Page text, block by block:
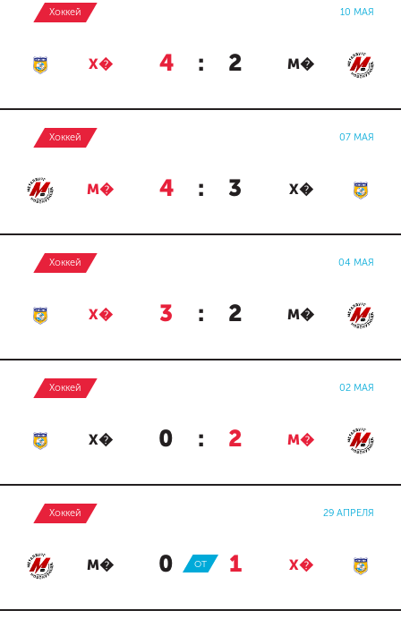
Хоккей 10 МАЯ
Х� 4 : 2 М�
Хоккей 07 МАЯ
М� 4 : 3 Х�
Хоккей 04 МАЯ
Х� 3 : 2 М�
Хоккей 02 МАЯ
Х� 0 : 2 М�
Хоккей 29 АПРЕЛЯ
М� 0 : 1 Х�
ОТ